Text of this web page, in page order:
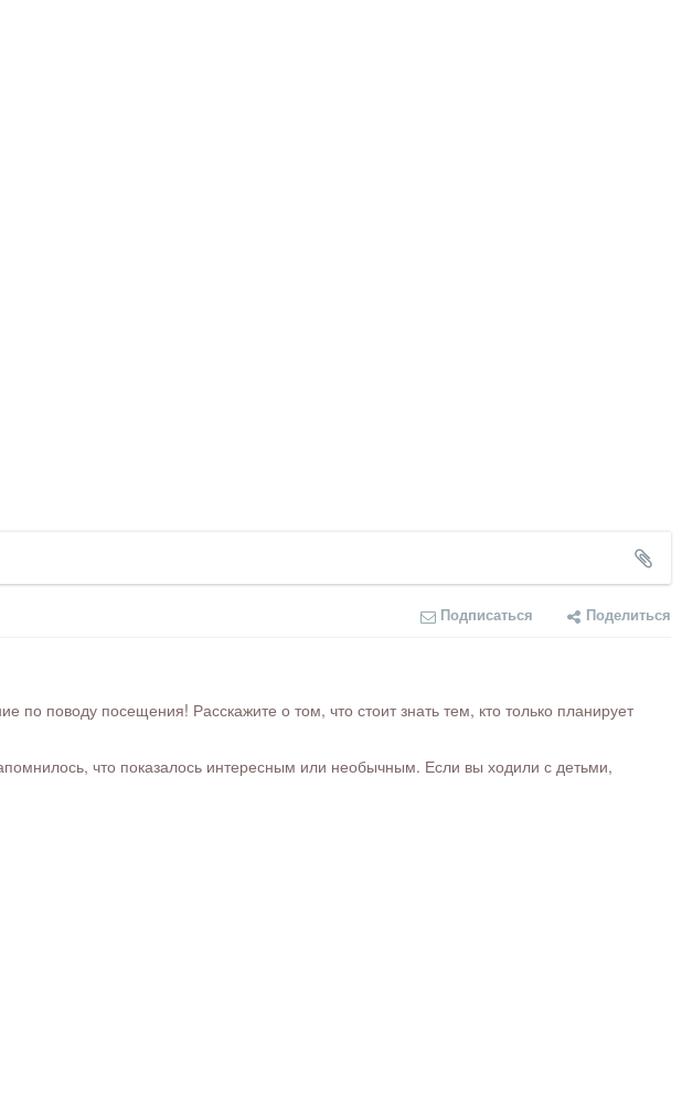
Подписаться Поделиться
поводу посещения! Расскажите о том, что стоит знать тем, кто только планирует
что показалось интересным или необычным. Если вы ходили с детьми,